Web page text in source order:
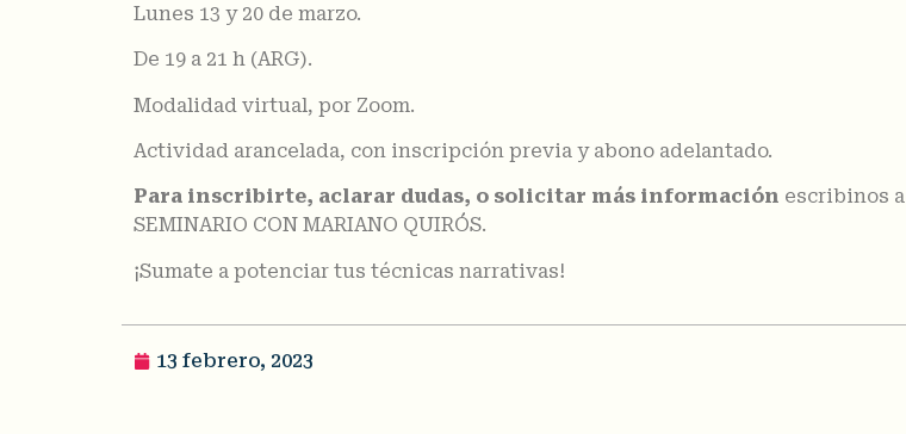
Lunes 13 y 20 de marzo.
De 19 a 21 h (ARG).
Modalidad virtual, por Zoom.
Actividad arancelada, con inscripción previa y abono adelantado.
Para inscribirte, aclarar dudas, o solicitar más información escribinos a
SEMINARIO CON MARIANO QUIRÓS.
¡Sumate a potenciar tus técnicas narrativas!
13 febrero, 2023